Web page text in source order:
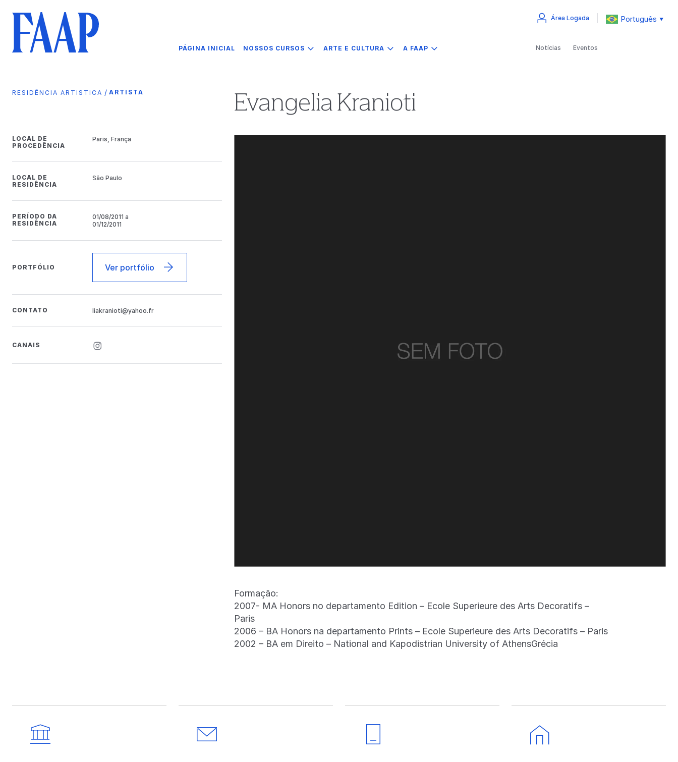
PÁGINA INICIAL NOSSOS CURSOS ARTE E CULTURA A FAAP
Área Logada Português ▼
Notícias Eventos
RESIDÊNCIA ARTISTICA / ARTISTA Evangelia Kranioti
LOCAL DE
PROCEDÊNCIA
Paris, França
LOCAL DE
RESIDÊNCIA
São Paulo
PERÍODO DA
RESIDÊNCIA
01/08/2011 a
01/12/2011
PORTFÓLIO Ver portfólio
CONTATO liakranioti@yahoo.fr
CANAIS
Formação:
2007- MA Honors no departamento Edition – Ecole Superieure des Arts Decoratifs –
Paris
2006 – BA Honors na departamento Prints – Ecole Superieure des Arts Decoratifs – Paris
2002 – BA em Direito – National and Kapodistrian University of AthensGrécia